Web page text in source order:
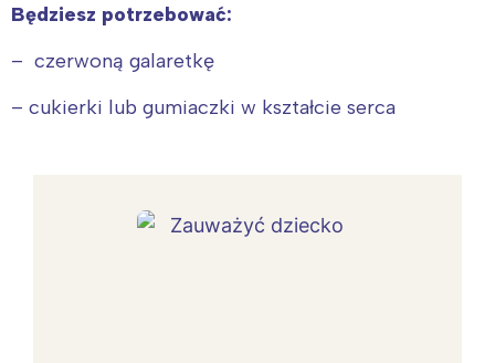
Będziesz potrzebować:
– czerwoną galaretkę
– cukierki lub gumiaczki w kształcie serca